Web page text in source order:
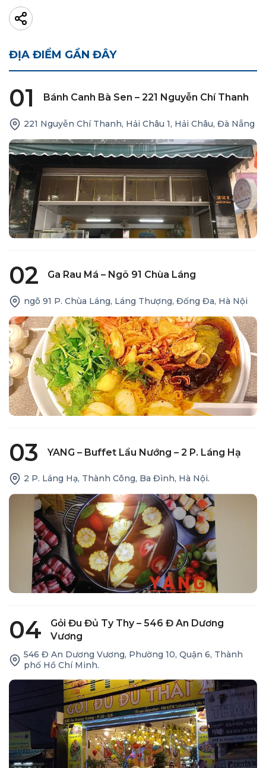
ĐỊA ĐIỂM GẦN ĐÂY
01 Bánh Canh Bà Sen – 221 Nguyễn Chí Thanh
221 Nguyễn Chí Thanh, Hải Châu 1, Hải Châu, Đà Nẵng
02 Ga Rau Má – Ngõ 91 Chùa Láng
ngõ 91 P. Chùa Láng, Láng Thượng, Đống Đa, Hà Nội
03 YANG – Buffet Lẩu Nướng – 2 P. Láng Hạ
2 P. Láng Hạ, Thành Công, Ba Đình, Hà Nội.
04
Gỏi Đu Đủ Ty Thy – 546 Đ An Dương
Vương
546 Đ An Dương Vương, Phường 10, Quận 6, Thành
phố Hồ Chí Minh.